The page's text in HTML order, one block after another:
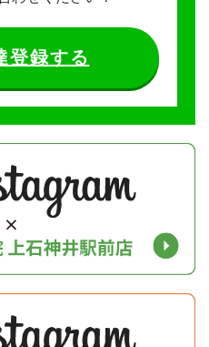
登録する